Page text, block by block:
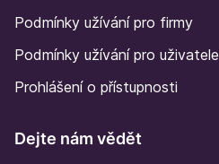
Podmínky užívání pro firmy
Podmínky užívání pro uživatele
Prohlášení o přístupnosti
Dejte nám vědět